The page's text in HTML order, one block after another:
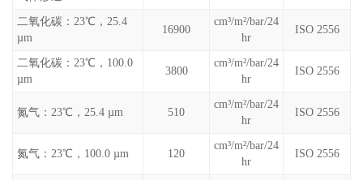
二氧化碳：23℃，25.4
µm
16900
cm³/m²/bar/24
hr
ISO 2556
二氧化碳：23℃，100.0
µm
3800
cm³/m²/bar/24
hr
ISO 2556
氮气：23℃，25.4 µm 510
cm³/m²/bar/24
hr
ISO 2556
氮气：23℃，100.0 µm 120
cm³/m²/bar/24
hr
ISO 2556